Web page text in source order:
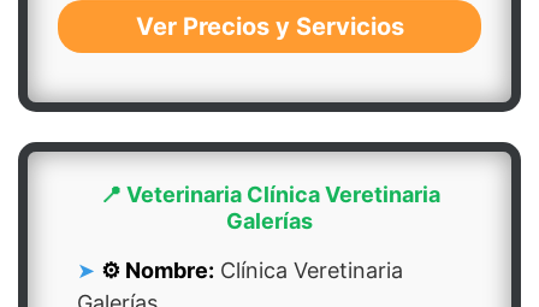
Ver Precios y Servicios
📍 Veterinaria Clínica Veretinaria
Galerías
⚙️ Nombre: Clínica Veretinaria